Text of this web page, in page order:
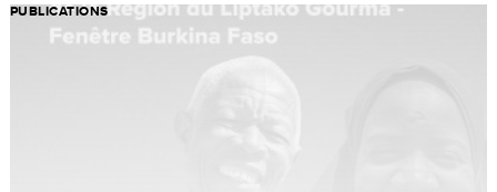
PUBLICATIONS